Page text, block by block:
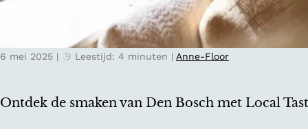
w
d
Ontdek de smaken van Den Bosch met Local
6 mei 2025 | Leestijd: 4 minuten | Anne-Floor